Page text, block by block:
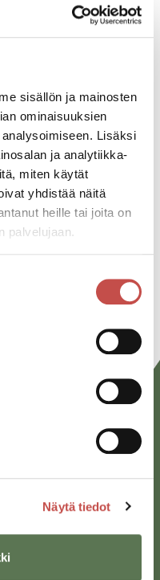
sisällön ja mainosten
ominaisuuksien
Lisäksi
ja analytiikka-
miten käytät
yhdistää näitä
heille tai joita on
palvelujaan.
Näytä tiedot